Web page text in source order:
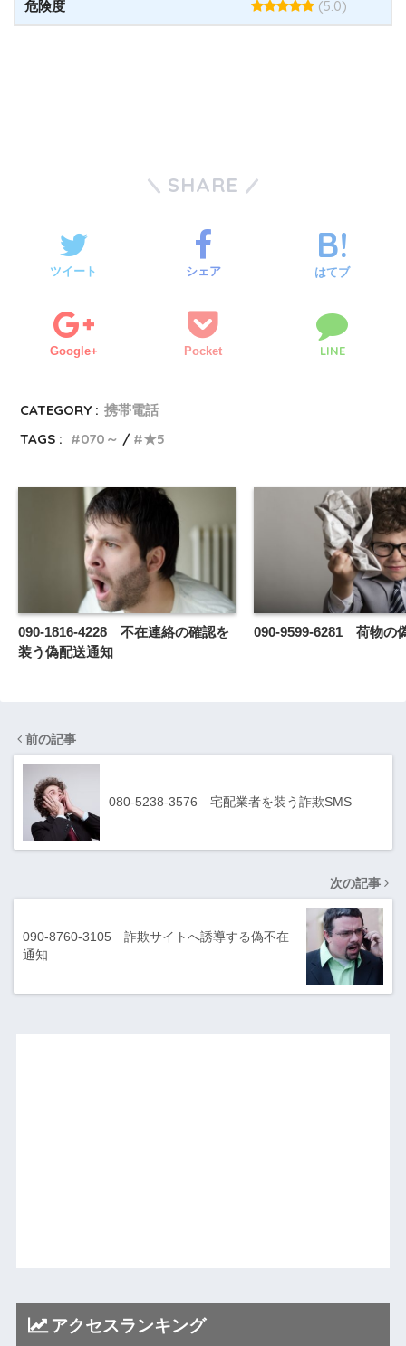
危険度 (5.0)
SHARE
ツイート シェア はてブ
Google+ Pocket LINE
CATEGORY : 携帯電話
TAGS :
070～ ★5
090-1816-4228 不在連絡の確認を
装う偽配送通知
090-9599-6281 荷物の
前の記事
080-5238-3576 宅配業者を装う詐欺SMS
次の記事
090-8760-3105 詐欺サイトへ誘導する偽不在
通知
アクセスランキング